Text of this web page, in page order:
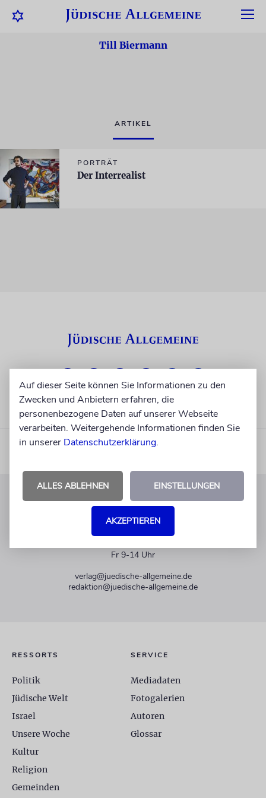
Till Biermann
ARTIKEL
PORTRÄT
Der Interrealist
KUNDENSERVICE
Fr 9-14 Uhr
verlag@juedische-allgemeine.de
redaktion@juedische-allgemeine.de
RESSORTS
Politik
Jüdische Welt
Israel
Unsere Woche
Kultur
Religion
Gemeinden
SERVICE
Mediadaten
Fotogalerien
Autoren
Glossar
Auf dieser Seite können Sie Informationen zu den
Zwecken und Anbietern erfahren, die
personenbezogene Daten auf unserer Webseite
verarbeiten. Weitergehende Informationen finden Sie
in unserer Datenschutzerklärung.
ALLES ABLEHNEN EINSTELLUNGEN
AKZEPTIEREN